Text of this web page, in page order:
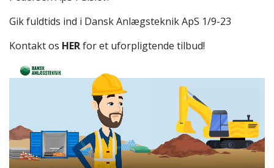
Gik fuldtids ind i Dansk Anlægsteknik ApS 1/9-23
Kontakt os HERfor et uforpligtende tilbud!